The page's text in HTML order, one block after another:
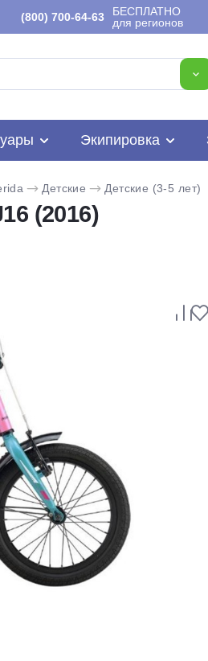
(800) 700-64-63
БЕСПЛАТНО
для регионов
Экипировка
Детские Детские (3-5 лет)
(2016)
на части
без
График платежей
Сегодня
25%